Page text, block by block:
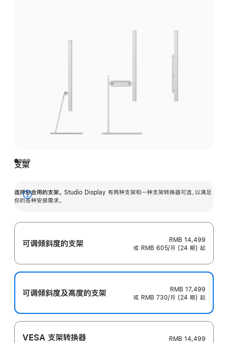
支架
选择你合用的支架。 Studio Display 有两种支架和一种支架转换器可选，以满足
你的各种安装需求。
展
可调倾斜度的支架
RMB 14,499
或 RMB 605/月 (24 期) 起
可调倾斜度及高‍度的支‍架
RMB 17,499
或 RMB 730/月 (24 期) 起
VESA 支架转换器
RMB 14,499